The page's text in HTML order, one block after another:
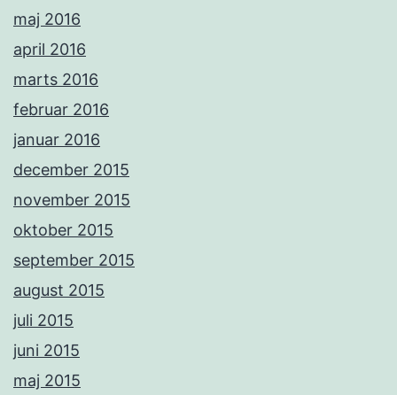
maj 2016
april 2016
marts 2016
februar 2016
januar 2016
december 2015
november 2015
oktober 2015
september 2015
august 2015
juli 2015
juni 2015
maj 2015